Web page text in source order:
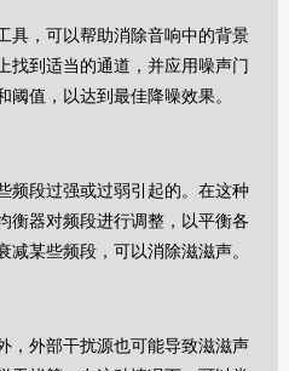
，可以帮助消除音响中的背景
找到适当的通道，并应用噪声门
值，以达到最佳降噪效果。
段过强或过弱引起的。在这种
衡器对频段进行调整，以平衡各
某些频段，可以消除滋滋声。
外部干扰源也可能导致滋滋声